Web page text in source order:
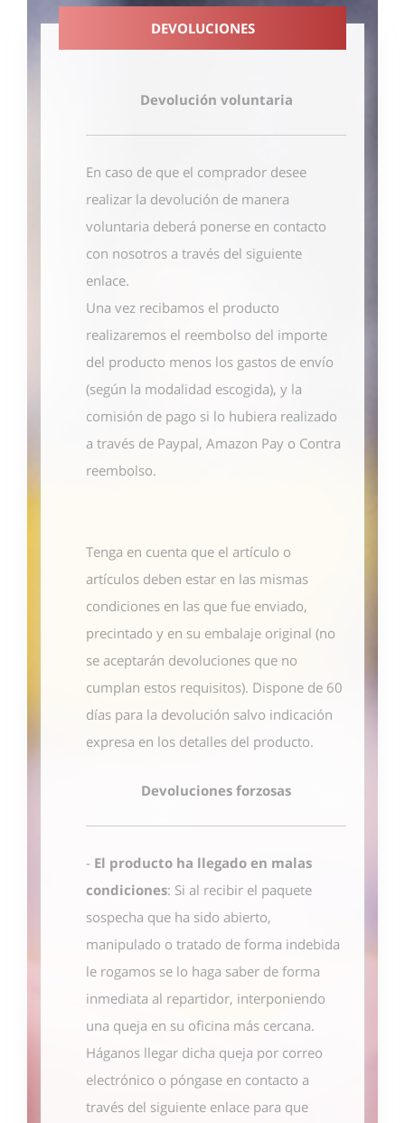
DEVOLUCIONES
Devolución voluntaria
En caso de que el comprador desee
realizar la devolución de manera
voluntaria deberá ponerse en contacto
con nosotros a través del siguiente
enlace.
Una vez recibamos el producto
realizaremos el reembolso del importe
del producto menos los gastos de envío
(según la modalidad escogida), y la
comisión de pago si lo hubiera realizado
a través de Paypal, Amazon Pay o Contra
reembolso.
Tenga en cuenta que el artículo o
artículos deben estar en las mismas
condiciones en las que fue enviado,
precintado y en su embalaje original (no
se aceptarán devoluciones que no
cumplan estos requisitos). Dispone de 60
días para la devolución salvo indicación
expresa en los detalles del producto.
Devoluciones forzosas
- El producto ha llegado en malas
condiciones: Si al recibir el paquete
sospecha que ha sido abierto,
manipulado o tratado de forma indebida
le rogamos se lo haga saber de forma
inmediata al repartidor, interponiendo
una queja en su oficina más cercana.
Háganos llegar dicha queja por correo
electrónico o póngase en contacto a
través del siguiente enlace para que